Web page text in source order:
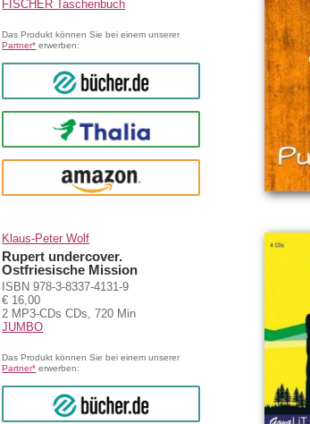
FISCHER Taschenbuch
Das Produkt können Sie bei einem unserer
Partner* erwerben:
bücher.de
Thalia
amazon
Klaus-Peter Wolf
Rupert undercover.
Ostfriesische Mission
ISBN 978-3-8337-4131-9
€ 16,00
2 MP3-CDs CDs, 720 Min
JUMBO
Das Produkt können Sie bei einem unserer
Partner* erwerben:
bücher.de